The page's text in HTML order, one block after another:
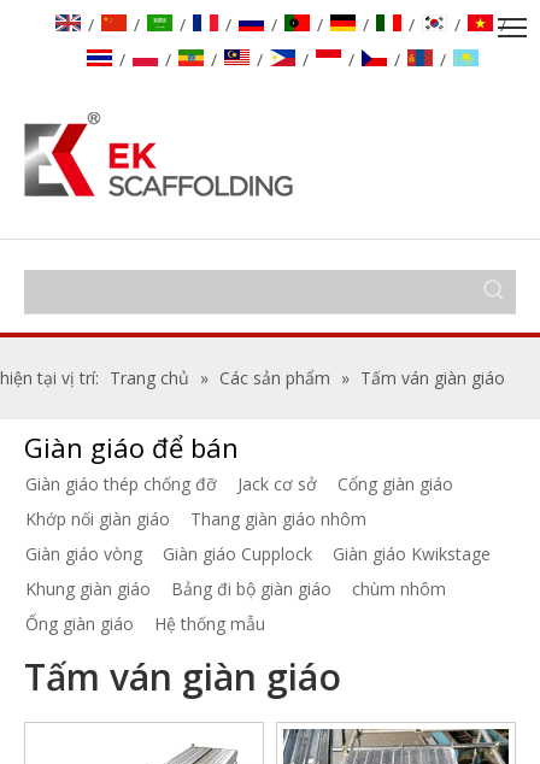
/ / / / / / / / /
/
/
/ / / / / / /
hiện tại vị trí: Trang chủ » Các sản phẩm » Tấm ván giàn giáo
Giàn giáo để bán
Giàn giáo thép chống đỡ Jack cơ sở
Cổng giàn giáo
Khớp nối giàn giáo
Thang giàn giáo nhôm
Giàn giáo vòng
Giàn giáo Cupplock
Giàn giáo Kwikstage
Khung giàn giáo
Bảng đi bộ giàn giáo
chùm nhôm
Ống giàn giáo
Hệ thống mẫu
Tấm ván giàn giáo